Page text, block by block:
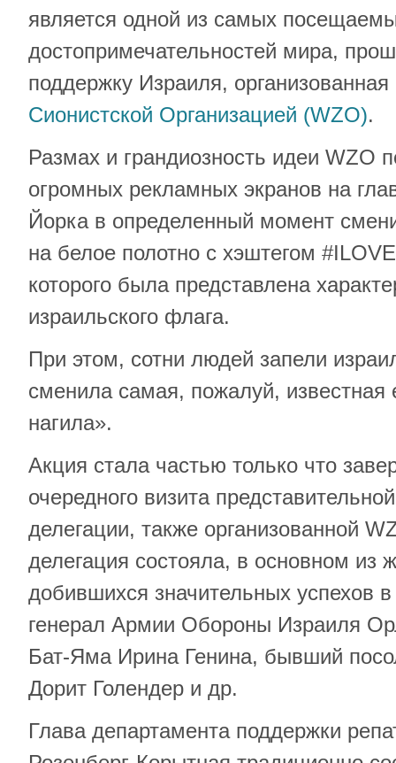
является одной из самых
достопримечательностей мира,
поддержку Израиля, организованная
Сионистской Организацией (WZO).
Размах и грандиозность идеи WZO
огромных рекламных экранов на
Йорка в определенный момент
на белое полотно с хэштегом
которого была представлена
израильского флага.
При этом, сотни людей запели
сменила самая, пожалуй, известная
нагила».
Акция стала частью только что
очередного визита
делегации, также организованной
делегация состояла, в основном из
добившихся значительных успехов
генерал Армии Обороны Израиля
Бат-Яма Ирина Генина, бывший
Дорит Голендер и др.
Глава департамента поддержки